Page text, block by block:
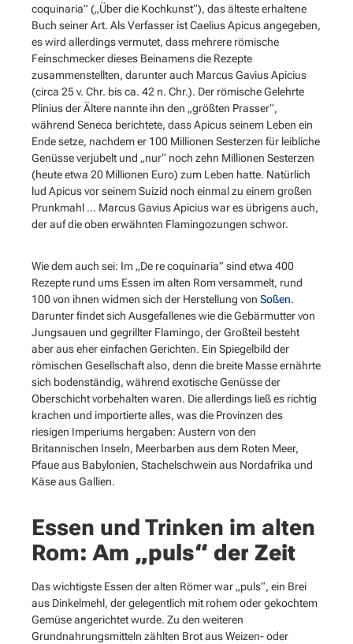
coquinaria” („Über die Kochkunst“), das älteste erhaltene
Buch seiner Art. Als Verfasser ist Caelius Apicus angegeben,
es wird allerdings vermutet, dass mehrere römische
Feinschmecker dieses Beinamens die Rezepte
zusammenstellten, darunter auch Marcus Gavius Apicius
(circa 25 v. Chr. bis ca. 42 n. Chr.). Der römische Gelehrte
Plinius der Ältere nannte ihn den „größten Prasser“,
während Seneca berichtete, dass Apicus seinem Leben ein
Ende setze, nachdem er 100 Millionen Sesterzen für leibliche
Genüsse verjubelt und „nur“ noch zehn Millionen Sesterzen
(heute etwa 20 Millionen Euro) zum Leben hatte. Natürlich
lud Apicus vor seinem Suizid noch einmal zu einem großen
Prunkmahl … Marcus Gavius Apicius war es übrigens auch,
der auf die oben erwähnten Flamingozungen schwor.
Wie dem auch sei: Im „De re coquinaria” sind etwa 400
Rezepte rund ums Essen im alten Rom versammelt, rund
100 von ihnen widmen sich der Herstellung von Soßen.
Darunter findet sich Ausgefallenes wie die Gebärmutter von
Jungsauen und gegrillter Flamingo, der Großteil besteht
aber aus eher einfachen Gerichten. Ein Spiegelbild der
römischen Gesellschaft also, denn die breite Masse ernährte
sich bodenständig, während exotische Genüsse der
Oberschicht vorbehalten waren. Die allerdings ließ es richtig
krachen und importierte alles, was die Provinzen des
riesigen Imperiums hergaben: Austern von den
Britannischen Inseln, Meerbarben aus dem Roten Meer,
Pfaue aus Babylonien, Stachelschwein aus Nordafrika und
Käse aus Gallien.
Essen und Trinken im alten
Rom: Am „puls“ der Zeit
Das wichtigste Essen der alten Römer war „puls“, ein Brei
aus Dinkelmehl, der gelegentlich mit rohem oder gekochtem
Gemüse angerichtet wurde. Zu den weiteren
Grundnahrungsmitteln zählten Brot aus Weizen- oder